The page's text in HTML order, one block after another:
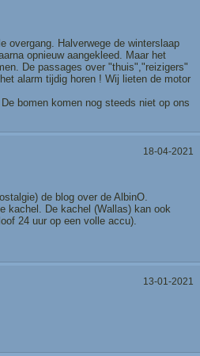
overgang. Halverwege de winterslaap
opnieuw aangekleed. Maar het
De passages over "thuis","reizigers"
alarm tijdig horen ! Wij lieten de motor
bomen komen nog steeds niet op ons
18-04-2021
de blog over de AlbinO.
kachel. De kachel (Wallas) kan ook
24 uur op een volle accu).
13-01-2021